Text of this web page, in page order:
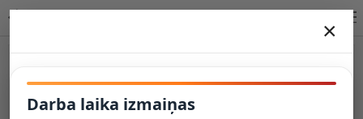
×
Darba laika izmaiņas